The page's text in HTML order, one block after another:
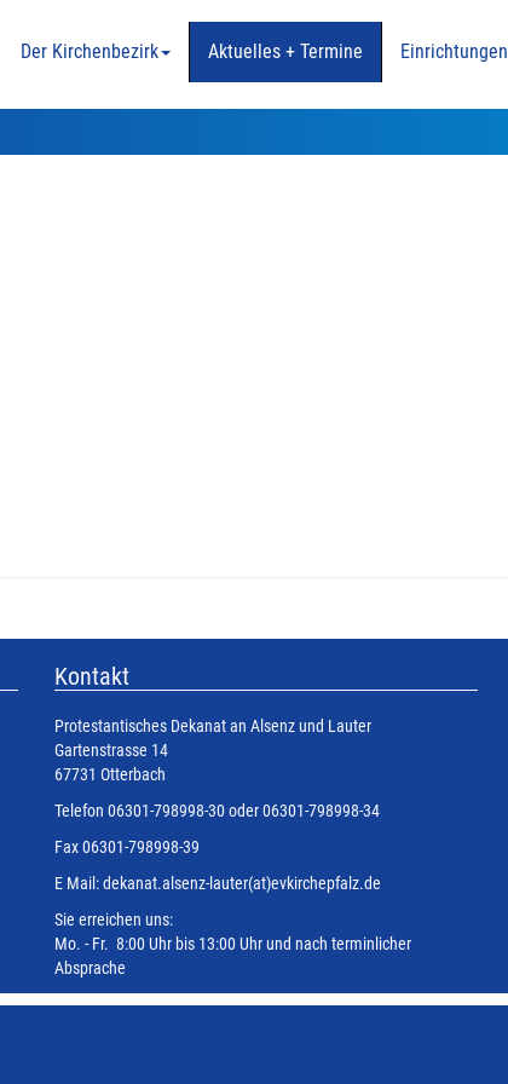
Der Kirchenbezirk Aktuelles + Termine Einrichtungen
Kontakt
Protestantisches Dekanat an Alsenz und Lauter
Gartenstrasse 14
67731 Otterbach
Telefon 06301-798998-30 oder 06301-798998-34
Fax 06301-798998-39
E Mail:dekanat.alsenz-lauter(at)evkirchepfalz.de
Sie erreichen uns:
Mo. - Fr. 8:00 Uhr bis 13:00 Uhr und nach terminlicher
Absprache